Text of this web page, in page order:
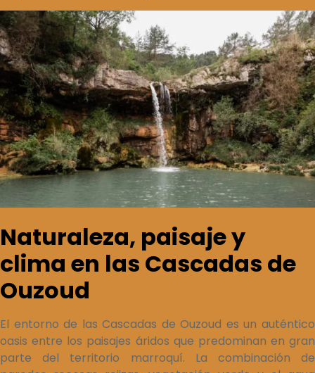
Naturaleza, paisaje y
clima en las Cascadas de
Ouzoud
El entorno de las Cascadas de Ouzoud es un auténtico
oasis entre los paisajes áridos que predominan en gran
parte del territorio marroquí. La combinación de